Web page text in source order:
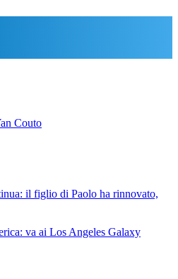
Couto
il figlio di Paolo ha rinnovato,
va ai Los Angeles Galaxy